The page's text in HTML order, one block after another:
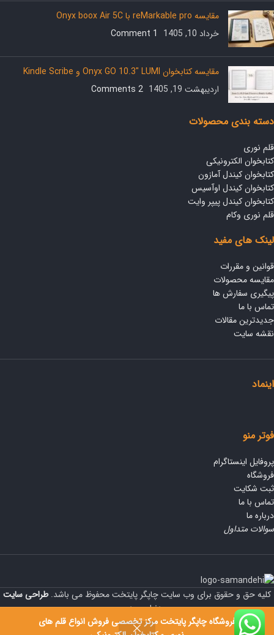
فروشگاه چاپگر پایتخت مرکز تخصصی فروش انواع قلم های
مقایسه reMarkable pro با Onyx boox Air 5C
خرداد 10, 1405
1 Comment
مقایسه کتابخوان Onyx GO 10.3″ LUMI و Kindle Scribe
اردیبهشت 19, 1405
2 Comments
دسته بندی محصولات
قلم نوری
کتابخوان الکترونیکی
کتابخوان کیندل آمازون
کتابخوان کیندل اوآسیس
کتابخوان کیندل پیپر وایت
قلم نوری وکام
لینک های مفید
قوانین و مقررات
مقایسه محصولات
پیگیری سفارش ها
تماس با ما
جدیدترین مقالات
نقشه سایت
اینماد
فوتر منو
پروفایل اینستاگرام
فروشگاه
ثبت شکایت
تماس با ما
درباره ما
سوالات متداول
کلیه حق و حقوق برای وب سایت چاپگر پایتخت محفوظ می باشد.طراحی سایت
دنیای وردپرس